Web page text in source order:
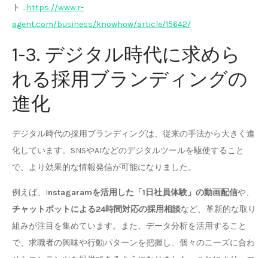
ト …https://www.r-
agent.com/business/knowhow/article/15642/
1-3. デジタル時代に求めら
れる採用ブランディングの
進化
デジタル時代の採用ブランディングは、従来の手法から大きく進
化しています。SNSやAIなどのデジタルツールを駆使すること
で、より効果的な情報発信が可能になりました。
例えば、Instagaramを活用した「1日社員体験」の動画配信や、
チャットボットによる24時間対応の採用相談など、革新的な取り
組みが注目を集めています。また、データ分析を活用すること
で、求職者の興味や行動パターンを把握し、個々のニーズに合わ